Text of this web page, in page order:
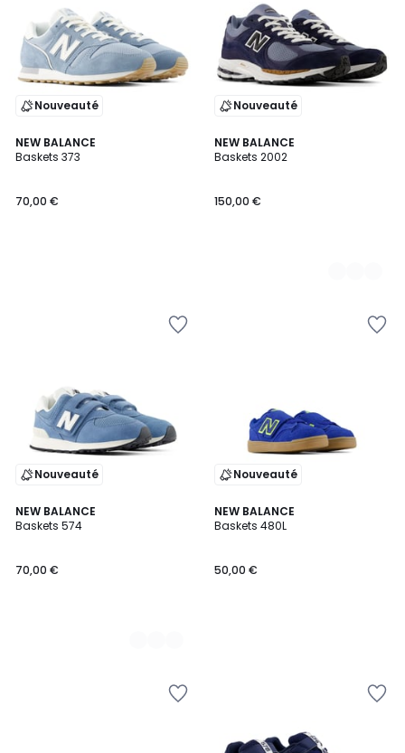
Nouveauté
NEW BALANCE
Baskets 373
70,00 €
Nouveauté
NEW BALANCE
Baskets 2002
150,00 €
3
Couleurs
Nouveauté
NEW BALANCE
Baskets 574
70,00 €
2
Couleurs
Nouveauté
NEW BALANCE
Baskets 480L
50,00 €